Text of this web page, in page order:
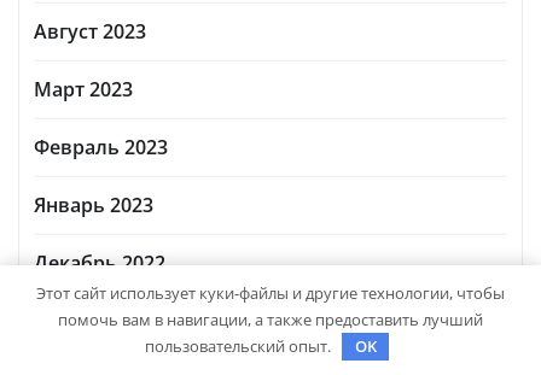
Август 2023
Март 2023
Февраль 2023
Январь 2023
Декабрь 2022
Ноябрь 2022
Этот сайт использует куки-файлы и другие технологии, чтобы
помочь вам в навигации, а также предоставить лучший
пользовательский опыт.
OK